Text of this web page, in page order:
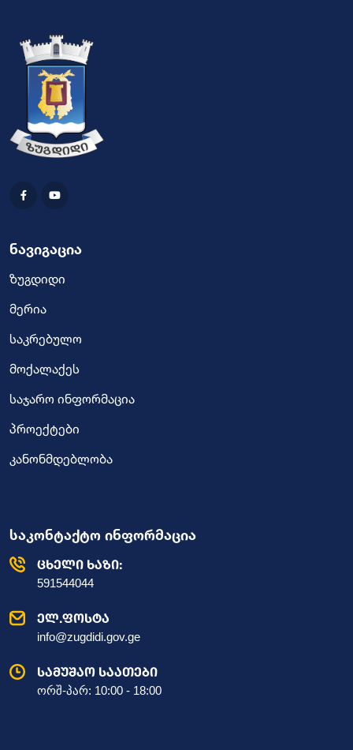
ნავიგაცია
ზუგდიდი
მერია
საკრებულო
მოქალაქეს
საჯარო ინფორმაცია
პროექტები
კანონმდებლობა
საკონტაქტო ინფორმაცია
ცხელი ხაზი:
591544044
ელ.ფოსტა
info@zugdidi.gov.ge
სამუშაო საათები
ორშ-პარ: 10:00 - 18:00